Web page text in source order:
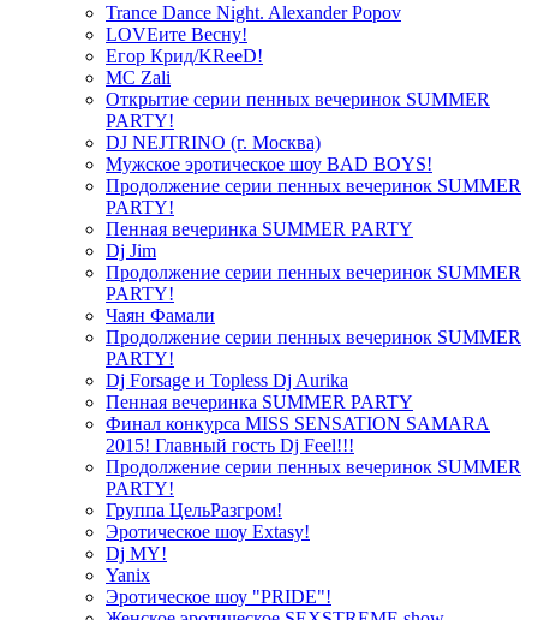
Trance Dance Night. Alexander Popov
LOVEите Весну!
Егор Крид/KReeD!
MC Zali
Открытие серии пенных вечеринок SUMMER
PARTY!
DJ NEJTRINO (г. Москва)
Мужское эротическое шоу BAD BOYS!
Продолжение серии пенных вечеринок SUMMER
PARTY!
Пенная вечеринка SUMMER PARTY
Dj Jim
Продолжение серии пенных вечеринок SUMMER
PARTY!
Чаян Фамали
Продолжение серии пенных вечеринок SUMMER
PARTY!
Dj Forsage и Topless Dj Aurika
Пенная вечеринка SUMMER PARTY
Финал конкурса MISS SENSATION SAMARA
2015! Главный гость Dj Feel!!!
Продолжение серии пенных вечеринок SUMMER
PARTY!
Группа ЦельРазгром!
Эротическое шоу Extasy!
Dj MY!
Yanix
Эротическое шоу "PRIDE"!